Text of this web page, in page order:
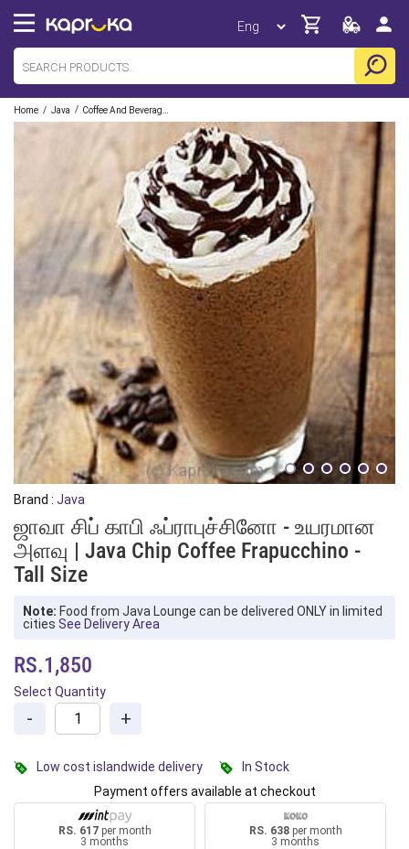
Home / Java /
Brand : Java
ஜாவா சிப் காபி ஃப்ராபுச்சினோ - உயரமான
அளவு | Java Chip Coffee Frapucchino -
Tall Size
Note: Food from Java Lounge can be delivered ONLY in limited
cities See Delivery Area
RS.1,850
Select Quantity
- +
Low cost islandwide delivery
In Stock
Payment offers available at checkout
RS. 617per month
3 months
RS. 638per month
3 months